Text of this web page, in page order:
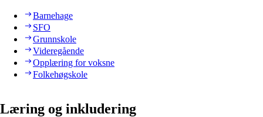
Barnehage
SFO
Grunnskole
Videregående
Opplæring for voksne
Folkehøgskole
Læring og inkludering